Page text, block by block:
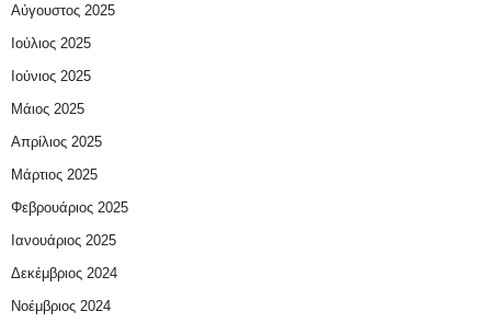
Αύγουστος 2025
Ιούλιος 2025
Ιούνιος 2025
Μάιος 2025
Απρίλιος 2025
Μάρτιος 2025
Φεβρουάριος 2025
Ιανουάριος 2025
Δεκέμβριος 2024
Νοέμβριος 2024